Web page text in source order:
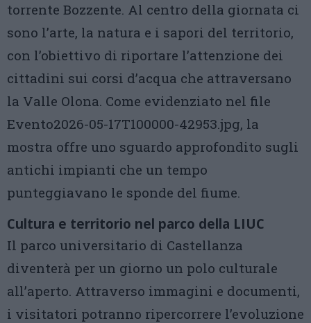
torrente Bozzente. Al centro della giornata ci
sono l’arte, la natura e i sapori del territorio,
con l’obiettivo di riportare l’attenzione dei
cittadini sui corsi d’acqua che attraversano
la Valle Olona. Come evidenziato nel file
Evento2026-05-17T100000-42953.jpg, la
mostra offre uno sguardo approfondito sugli
antichi impianti che un tempo
punteggiavano le sponde del fiume.
Cultura e territorio nel parco della LIUC
Il parco universitario di Castellanza
diventerà per un giorno un polo culturale
all’aperto. Attraverso immagini e documenti,
i visitatori potranno ripercorrere l’evoluzione